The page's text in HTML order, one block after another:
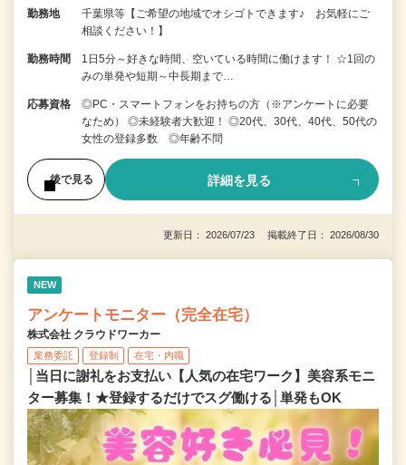
勤務地
千葉県等【ご希望の地域でオシゴトできます♪ お気軽にご
相談ください！】
勤務時間
1日5分～好きな時間、空いている時間に働けます！ ☆1回の
みの単発や短期～中長期まで…
応募資格
◎PC・スマートフォンをお持ちの方（※アンケートに必要
なため） ◎未経験者大歓迎！ ◎20代、30代、40代、50代の
女性の登録多数 ◎年齢不問
後で見る 詳細を見る
更新日： 2026/07/23 掲載終了日： 2026/08/30
NEW
アンケートモニター（完全在宅）
株式会社 クラウドワーカー
業務委託 登録制 在宅・内職
│当日に謝礼をお支払い【人気の在宅ワーク】美容系モニ
ター募集！★登録するだけでスグ働ける│単発もOK